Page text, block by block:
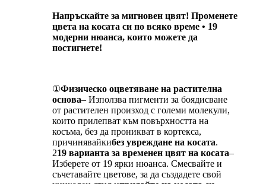
Напръскайте за мигновен цвят! Променете
цвета на косата си по всяко време • 19
модерни нюанса, които можете да
постигнете!
①Физическо оцветяване на растителна
основа– Използва пигменти за боядисване
от растителен произход с големи молекули,
които прилепват към повърхността на
косъма, без да проникват в кортекса,
причинявайкибез увреждане на косата.
219 варианта за временен цвят на косата–
Изберете от 19 ярки нюанса. Смесвайте и
съчетавайте цветове, за да създадете свой